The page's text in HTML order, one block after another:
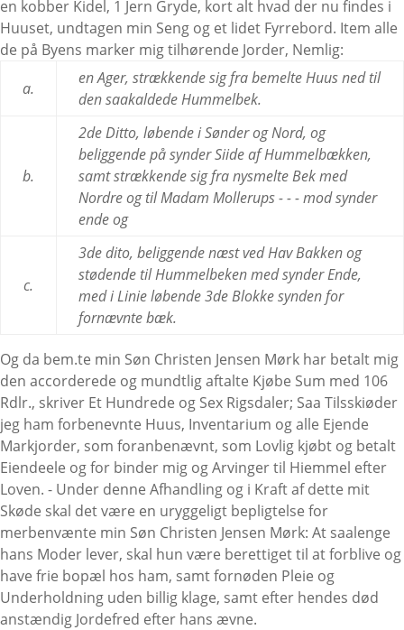
en kobber Kidel, 1 Jern Gryde, kort alt hvad der nu findes i
Huuset, undtagen min Seng og et lidet Fyrrebord. Item alle
de på Byens marker mig tilhørende Jorder, Nemlig:
a.
en Ager, strækkende sig fra bemelte Huus ned til
den saakaldede Hummelbek.
b.
2de Ditto, løbende i Sønder og Nord, og
beliggende på synder Siide af Hummelbækken,
samt strækkende sig fra nysmelte Bek med
Nordre og til Madam Mollerups - - - mod synder
ende og
c.
3de dito, beliggende næst ved Hav Bakken og
stødende til Hummelbeken med synder Ende,
med i Linie løbende 3de Blokke synden for
fornævnte bæk.
Og da bem.te min Søn Christen Jensen Mørk har betalt mig
den accorderede og mundtlig aftalte Kjøbe Sum med 106
Rdlr., skriver Et Hundrede og Sex Rigsdaler; Saa Tilsskiøder
jeg ham forbenevnte Huus, Inventarium og alle Ejende
Markjorder, som foranbenævnt, som Lovlig kjøbt og betalt
Eiendeele og for binder mig og Arvinger til Hiemmel efter
Loven. - Under denne Afhandling og i Kraft af dette mit
Skøde skal det være en uryggeligt bepligtelse for
merbenvænte min Søn Christen Jensen Mørk: At saalenge
hans Moder lever, skal hun være berettiget til at forblive og
have frie bopæl hos ham, samt fornøden Pleie og
Underholdning uden billig klage, samt efter hendes død
anstændig Jordefred efter hans ævne.